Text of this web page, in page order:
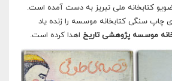
کتابخانه ملی تبریز به دست آمده است.
چاپ سنگی کتابخانه موسسه را زنده یاد
موسسه پژوهشی تاریخ اهدا کرده است.